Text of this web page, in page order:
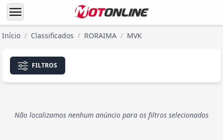
menu
Início / Classificados / RORAIMA / MVK
FILTROS
Não localizamos nenhum anúncio para os filtros selecionados